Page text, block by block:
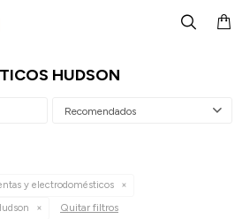
HUDSON
Recomendados
y electrodomésticos
Quitar filtros